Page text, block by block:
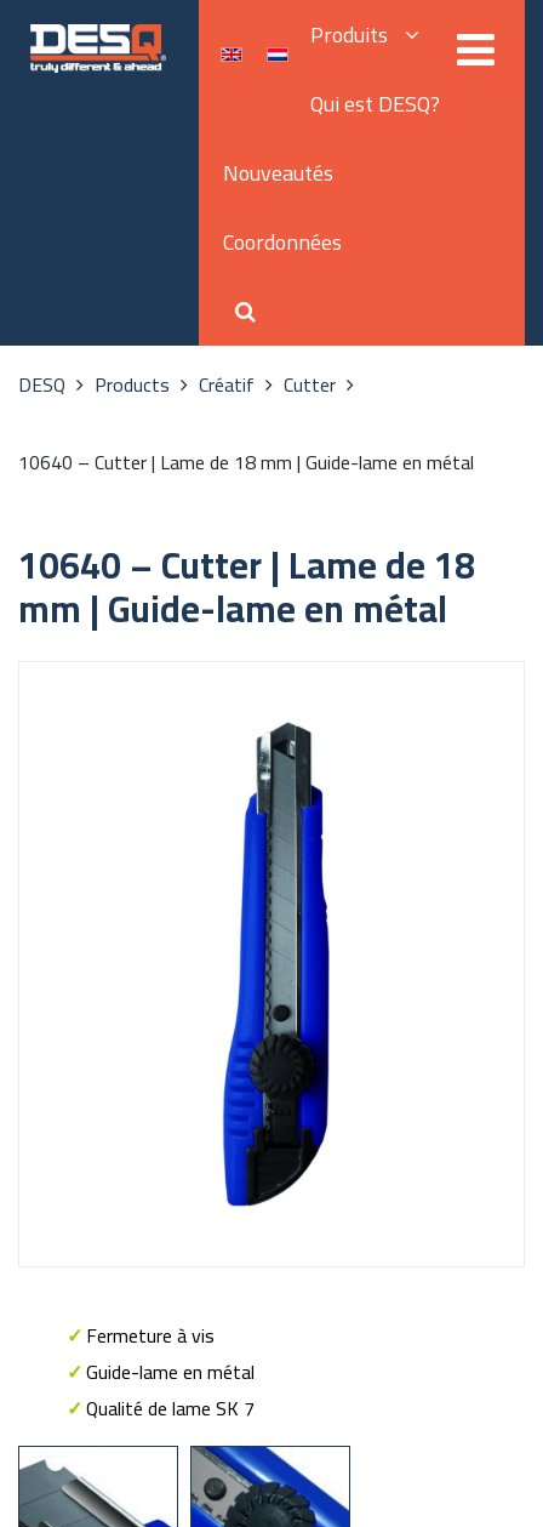
Produits
Qui est DESQ?
Nouveautés
Coordonnées
DESQ Products Créatif Cutter
10640 – Cutter | Lame de 18 mm | Guide-lame en métal
10640 – Cutter | Lame de 18
mm | Guide-lame en métal
✓Fermeture à vis
✓Guide-lame en métal
✓Qualité de lame SK 7